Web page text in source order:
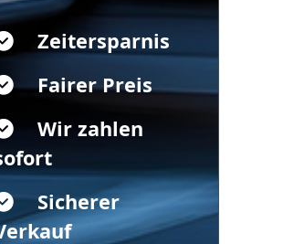
Zeitersparnis
Fairer Preis
Wir zahlen
Sicherer